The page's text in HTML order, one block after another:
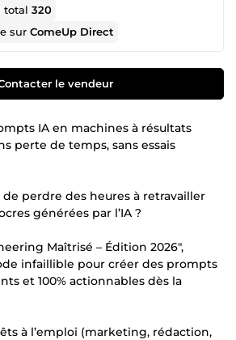
total320
surComeUp Direct
le vendeur
IA en machines à résultats
perte de temps, sans essais
de perdre des heures à retravailler
générées par l’IA ?
Maîtrisé – Édition 2026",
infaillible pour créer des prompts
et 100% actionnables dès la
à l’emploi (marketing, rédaction,